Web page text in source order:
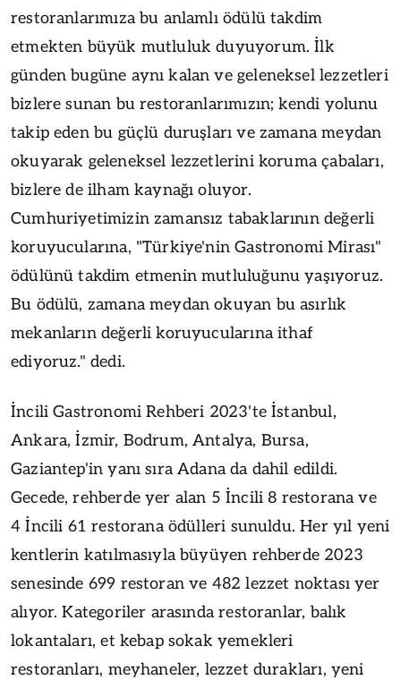
restoranlarımıza bu anlamlı ödülü takdim
etmekten büyük mutluluk duyuyorum. İlk
günden bugüne aynı kalan ve geleneksel lezzetleri
bizlere sunan bu restoranlarımızın; kendi yolunu
takip eden bu güçlü duruşları ve zamana meydan
okuyarak geleneksel lezzetlerini koruma çabaları,
bizlere de ilham kaynağı oluyor.
Cumhuriyetimizin zamansız tabaklarının değerli
koruyucularına, "Türkiye'nin Gastronomi Mirası"
ödülünü takdim etmenin mutluluğunu yaşıyoruz.
Bu ödülü, zamana meydan okuyan bu asırlık
mekanların değerli koruyucularına ithaf
ediyoruz." dedi.
İncili Gastronomi Rehberi 2023'te İstanbul,
Ankara, İzmir, Bodrum, Antalya, Bursa,
Gaziantep'in yanı sıra Adana da dahil edildi.
Gecede, rehberde yer alan 5 İncili 8 restorana ve
4 İncili 61 restorana ödülleri sunuldu. Her yıl yeni
kentlerin katılmasıyla büyüyen rehberde 2023
senesinde 699 restoran ve 482 lezzet noktası yer
alıyor. Kategoriler arasında restoranlar, balık
lokantaları, et kebap sokak yemekleri
restoranları, meyhaneler, lezzet durakları, yeni